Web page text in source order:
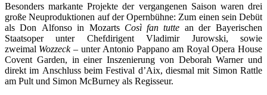
Besonders markante Projekte der vergangenen Saison waren drei
große Neuproduktionen auf der Opernbühne: Zum einen sein Debüt
als Don Alfonso in Mozarts Così fan tutte an der Bayerischen
Staatsoper unter Chefdirigent Vladimir Jurowski, sowie
zweimal Wozzeck– unter Antonio Pappano am Royal Opera House
Covent Garden, in einer Inszenierung von Deborah Warner und
direkt im Anschluss beim Festival d’Aix, diesmal mit Simon Rattle
am Pult und Simon McBurney als Regisseur.